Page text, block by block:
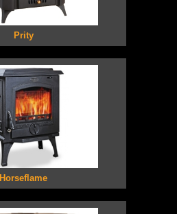
Prity
Horseflame